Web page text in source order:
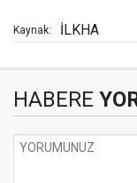
Kaynak: İLKHA
HABERE